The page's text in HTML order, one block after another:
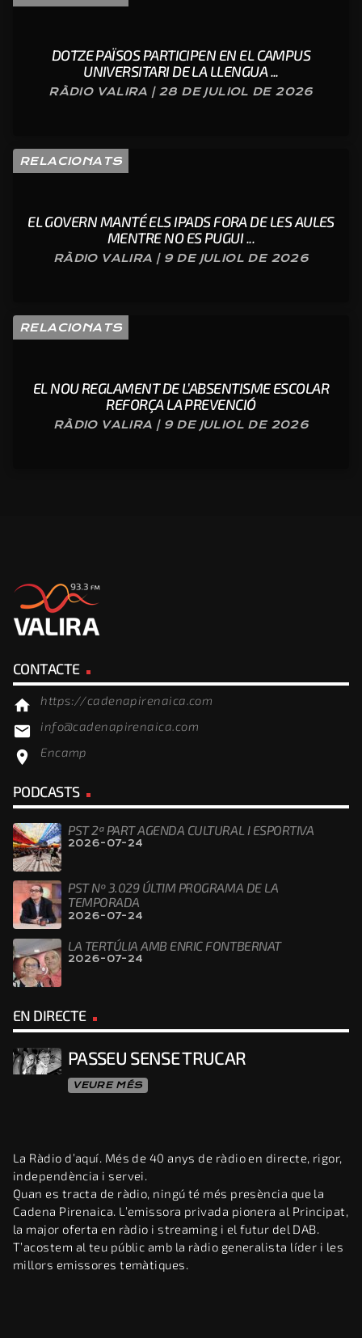
DOTZE PAÏSOS PARTICIPEN EN EL CAMPUS
UNIVERSITARI DE LA LLENGUA ...
RÀDIO VALIRA | 28 DE JULIOL DE 2026
RELACIONATS
EL GOVERN MANTÉ ELS IPADS FORA DE LES AULES
MENTRE NO ES PUGUI ...
RÀDIO VALIRA | 9 DE JULIOL DE 2026
RELACIONATS
EL NOU REGLAMENT DE L’ABSENTISME ESCOLAR
REFORÇA LA PREVENCIÓ
RÀDIO VALIRA | 9 DE JULIOL DE 2026
CONTACTE
home https://cadenapirenaica.com
email info@cadenapirenaica.com
location_on Encamp
PODCASTS
PST 2ª PART AGENDA CULTURAL I ESPORTIVA
2026-07-24
PST Nº 3.029 ÚLTIM PROGRAMA DE LA
TEMPORADA
2026-07-24
LA TERTÚLIA AMB ENRIC FONTBERNAT
2026-07-24
EN DIRECTE
PASSEU SENSE TRUCAR
VEURE MÉS
La Ràdio d’aquí. Més de 40 anys de ràdio en directe, rigor,
independència i servei.
Quan es tracta de ràdio, ningú té més presència que la
Cadena Pirenaica. L’emissora privada pionera al Principat,
la major oferta en ràdio i streaming i el futur del DAB.
T’acostem al teu públic amb la ràdio generalista líder i les
millors emissores temàtiques.